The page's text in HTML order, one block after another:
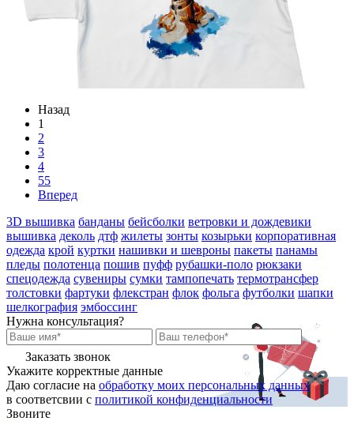
Назад
1
2
3
4
55
Вперед
3D вышивка банданы бейсболки ветровки и дождевики
вышивка деколь дтф жилеты зонты козырьки корпоративная
одежда крой куртки нашивки и шевроны пакеты панамы
пледы полотенца пошив пуфф рубашки-поло рюкзаки
спецодежда сувениры сумки тампопечать термотрансфер
толстовки фартуки флекстран флок фольга футболки шапки
шелкография эмбоссинг
Нужна консультация?
Заказать звонок
Укажите корректные данные
Даю согласие на обработку моих персональных данных
в соответсвии с политикой конфиденциальности
Звоните